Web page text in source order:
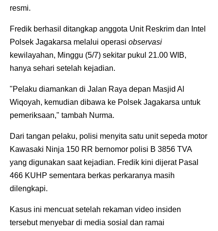
resmi.
Fredik berhasil ditangkap anggota Unit Reskrim dan Intel
Polsek Jagakarsa melalui operasi observasi
kewilayahan, Minggu (5/7) sekitar pukul 21.00 WIB,
hanya sehari setelah kejadian.
"Pelaku diamankan di Jalan Raya depan Masjid Al
Wiqoyah, kemudian dibawa ke Polsek Jagakarsa untuk
pemeriksaan," tambah Nurma.
Dari tangan pelaku, polisi menyita satu unit sepeda motor
Kawasaki Ninja 150 RR bernomor polisi B 3856 TVA
yang digunakan saat kejadian. Fredik kini dijerat Pasal
466 KUHP sementara berkas perkaranya masih
dilengkapi.
Kasus ini mencuat setelah rekaman video insiden
tersebut menyebar di media sosial dan ramai